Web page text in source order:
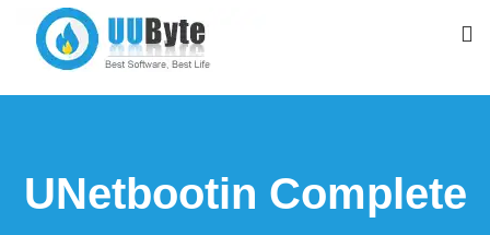
UNetbootin Complete